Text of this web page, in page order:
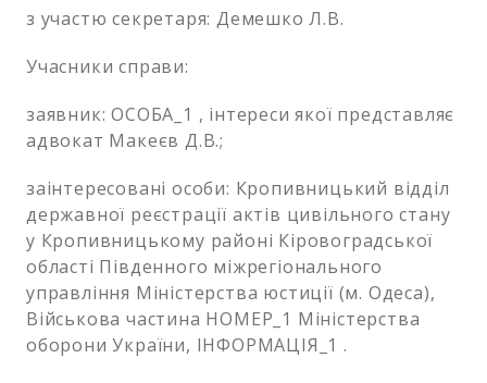
з участю секретаря: Демешко Л.В.
Учасники справи:
заявник: ОСОБА_1 , інтереси якої представляє
адвокат Макеєв Д.В.;
заінтересовані особи: Кропивницький відділ
державної реєстрації актів цивільного стану
у Кропивницькому районі Кіровоградської
області Південного міжрегіонального
управління Міністерства юстиції (м. Одеса),
Військова частина НОМЕР_1 Міністерства
оборони України, ІНФОРМАЦІЯ_1 .